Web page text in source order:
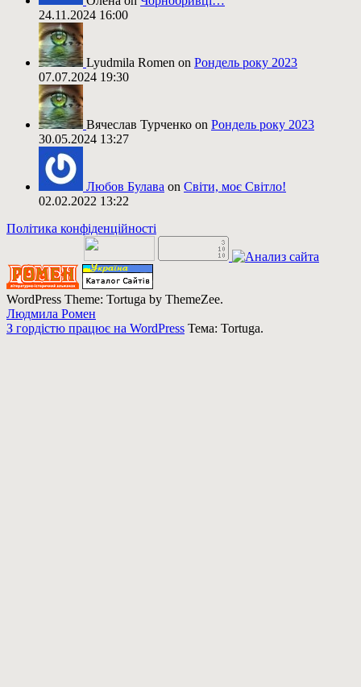
24.11.2024 16:00
Lyudmila Romen on Рондель року 2023
07.07.2024 19:30
Вячеслав Турченко on Рондель року 2023
30.05.2024 13:27
Любов Булава on Світи, моє Світло!
02.02.2022 13:22
Політика конфіденційності
WordPress Theme: Tortuga by ThemeZee.
Людмила Ромен
З гордістю працює на WordPress Тема: Tortuga.